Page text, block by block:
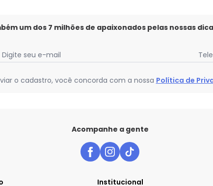
um dos 7 milhões de apaixonados pelas nossas
Digite seu e-mail
o cadastro, você concorda com a nossa Política de
Acompanhe a gente
Institucional